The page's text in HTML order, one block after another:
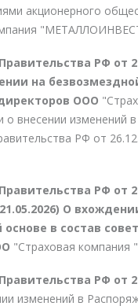
акционерного
РФ от
на
ООО
внесении изменений в
РФ от
РФ от
О
в состав
"Страховая компания
РФ от
изменений в